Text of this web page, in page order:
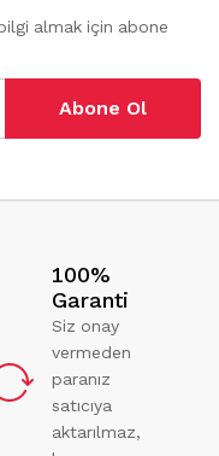
almak için abone
Abone Ol
100%
Garanti
Siz onay
vermeden
paranız
satıcıya
aktarılmaz,